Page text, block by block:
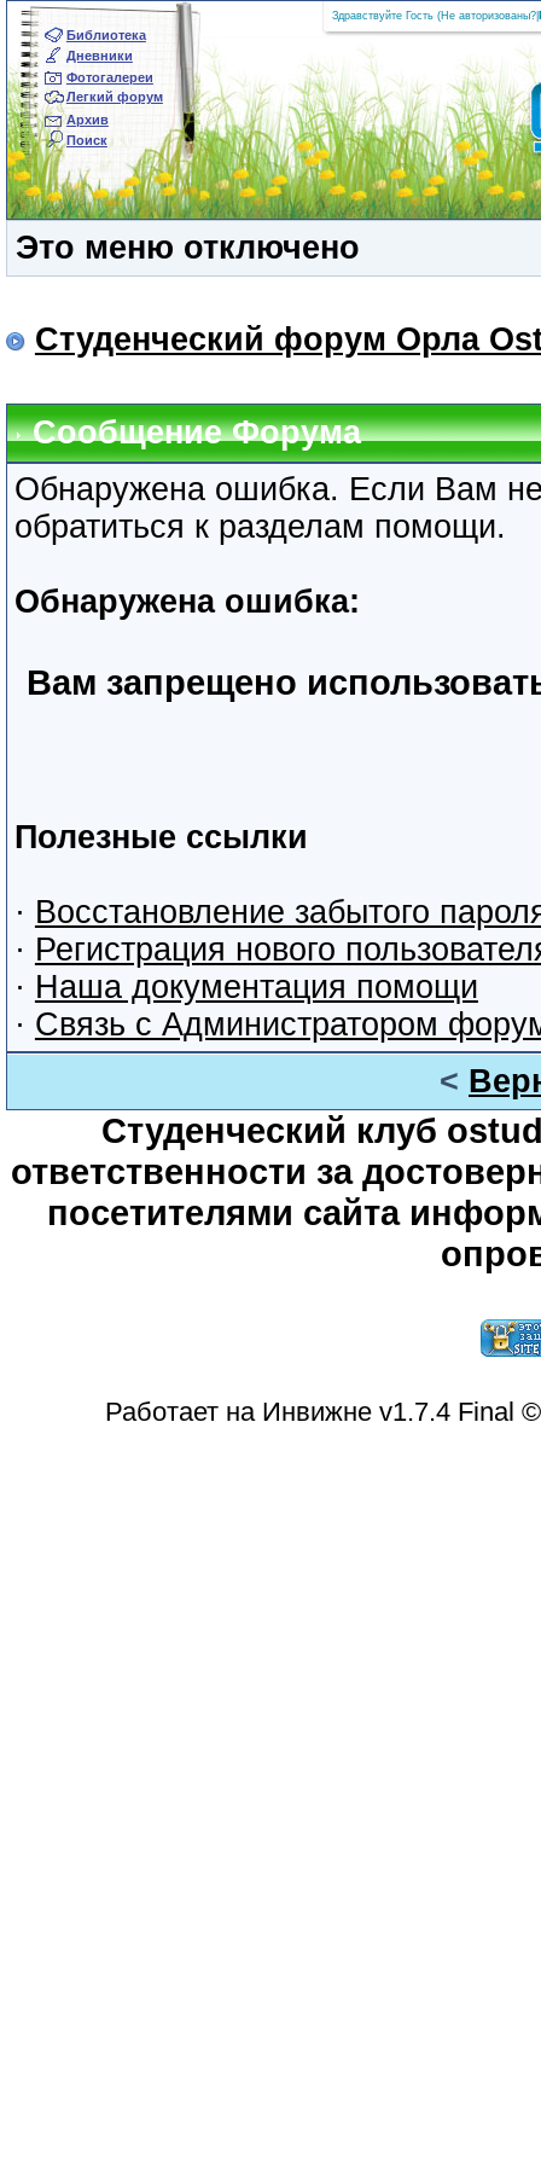
Библиотека
Дневники
Фотогалереи
Легкий форум
Архив
Поиск
Здравствуйте Гость (Не авторизованы?
Это меню отключено
Студенческий форум Орла
Сообщение Форума
Обнаружена ошибка. Если Вам
обратиться к разделам помощи.
Обнаружена ошибка:
Вам запрещено
Полезные ссылки
· Восстановление забытого
· Регистрация нового
· Наша документация помощи
· Связь с Администратором
<
Студенческий клуб
ответственности за
посетителями сайта
Работает на Инвижне v1.7.4 Final